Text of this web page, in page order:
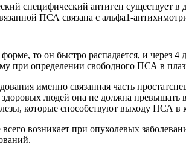
специфический антиген
ПСА связана с альфа1-
то он быстро распадается, и через
при определении свободного ПСА в
именно связанная часть
людей она не должна
которые способствуют выходу ПСА
возникает при опухолевых